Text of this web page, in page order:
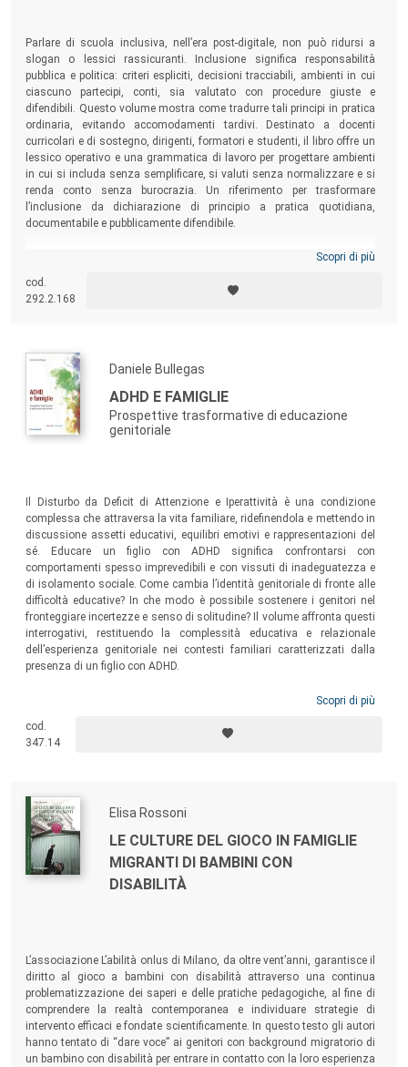
Parlare di scuola inclusiva, nell’era post-digitale, non può ridursi a
slogan o lessici rassicuranti. Inclusione significa responsabilità
pubblica e politica: criteri espliciti, decisioni tracciabili, ambienti in cui
ciascuno partecipi, conti, sia valutato con procedure giuste e
difendibili. Questo volume mostra come tradurre tali principi in pratica
ordinaria, evitando accomodamenti tardivi. Destinato a docenti
curricolari e di sostegno, dirigenti, formatori e studenti, il libro offre un
lessico operativo e una grammatica di lavoro per progettare ambienti
in cui si includa senza semplificare, si valuti senza normalizzare e si
renda conto senza burocrazia. Un riferimento per trasformare
l’inclusione da dichiarazione di principio a pratica quotidiana,
documentabile e pubblicamente difendibile.
Scopri di più
cod.
292.2.168
Daniele Bullegas
ADHD E FAMIGLIE
Prospettive trasformative di educazione
genitoriale
Il Disturbo da Deficit di Attenzione e Iperattività è una condizione
complessa che attraversa la vita familiare, ridefinendola e mettendo in
discussione assetti educativi, equilibri emotivi e rappresentazioni del
sé. Educare un figlio con ADHD significa confrontarsi con
comportamenti spesso imprevedibili e con vissuti di inadeguatezza e
di isolamento sociale. Come cambia l’identità genitoriale di fronte alle
difficoltà educative? In che modo è possibile sostenere i genitori nel
fronteggiare incertezze e senso di solitudine? Il volume affronta questi
interrogativi, restituendo la complessità educativa e relazionale
dell’esperienza genitoriale nei contesti familiari caratterizzati dalla
presenza di un figlio con ADHD.
Scopri di più
cod.
347.14
Elisa Rossoni
LE CULTURE DEL GIOCO IN FAMIGLIE
MIGRANTI DI BAMBINI CON
DISABILITÀ
L’associazione L’abilità onlus di Milano, da oltre vent’anni, garantisce il
diritto al gioco a bambini con disabilità attraverso una continua
problematizzazione dei saperi e delle pratiche pedagogiche, al fine di
comprendere la realtà contemporanea e individuare strategie di
intervento efficaci e fondate scientificamente. In questo testo gli autori
hanno tentato di “dare voce” ai genitori con background migratorio di
un bambino con disabilità per entrare in contatto con la loro esperienza